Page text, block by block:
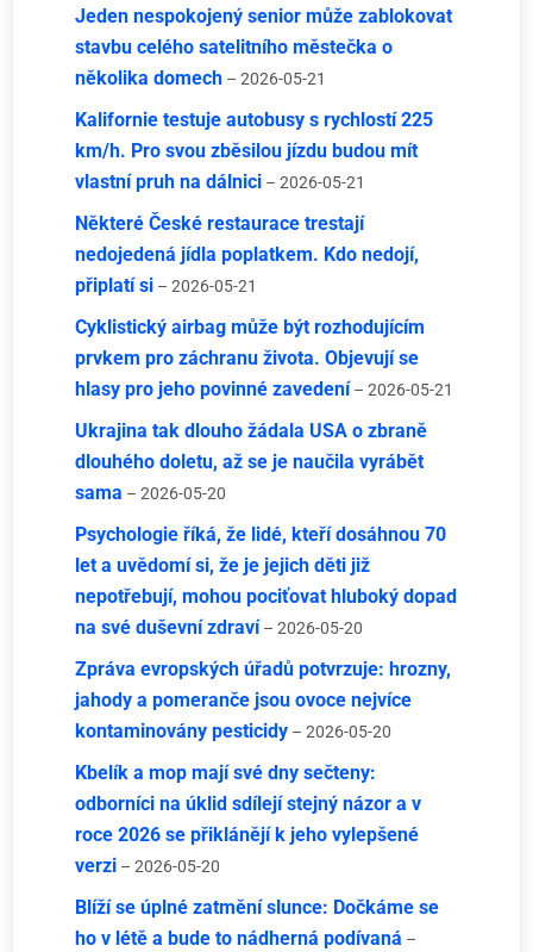
Jeden nespokojený senior může zablokovat
stavbu celého satelitního městečka o
několika domech – 2026-05-21
Kalifornie testuje autobusy s rychlostí 225
km/h. Pro svou zběsilou jízdu budou mít
vlastní pruh na dálnici – 2026-05-21
Některé České restaurace trestají
nedojedená jídla poplatkem. Kdo nedojí,
připlatí si – 2026-05-21
Cyklistický airbag může být rozhodujícím
prvkem pro záchranu života. Objevují se
hlasy pro jeho povinné zavedení – 2026-05-21
Ukrajina tak dlouho žádala USA o zbraně
dlouhého doletu, až se je naučila vyrábět
sama – 2026-05-20
Psychologie říká, že lidé, kteří dosáhnou 70
let a uvědomí si, že je jejich děti již
nepotřebují, mohou pociťovat hluboký dopad
na své duševní zdraví – 2026-05-20
Zpráva evropských úřadů potvrzuje: hrozny,
jahody a pomeranče jsou ovoce nejvíce
kontaminovány pesticidy – 2026-05-20
Kbelík a mop mají své dny sečteny:
odborníci na úklid sdílejí stejný názor a v
roce 2026 se přiklánějí k jeho vylepšené
verzi – 2026-05-20
Blíží se úplné zatmění slunce: Dočkáme se
ho v létě a bude to nádherná podívaná –